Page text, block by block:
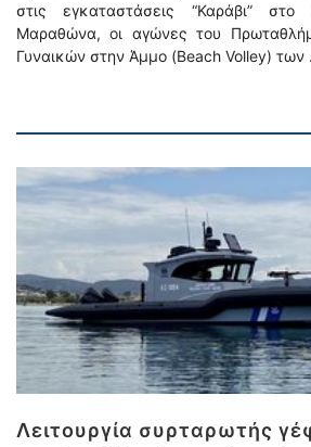
στις εγκαταστάσεις “Καράβι”
Μαραθώνα, οι αγώνες του
Γυναικών στην Άμμο (Beach Volley) των
Λειτουργία συρταρωτής